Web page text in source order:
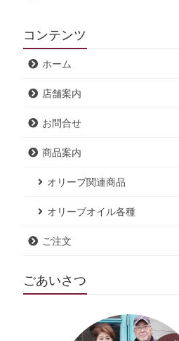
コンテンツ
ホーム
店舗案内
お問合せ
商品案内
オリーブ関連商品
オリーブオイル各種
ご注文
ごあいさつ